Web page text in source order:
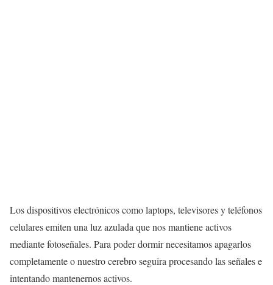
Los dispositivos electrónicos como laptops, televisores y teléfonos
celulares emiten una luz azulada que nos mantiene activos
mediante fotoseñales. Para poder dormir necesitamos apagarlos
completamente o nuestro cerebro seguira procesando las señales e
intentando mantenernos activos.